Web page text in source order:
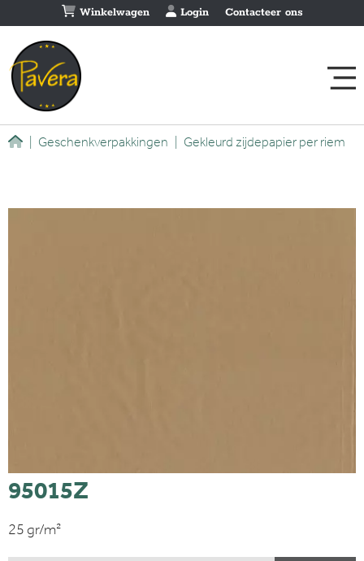
Winkelwagen Login Contacteer ons
Geschenkverpakkingen Gekleurd zijdepapier per riem
95015Z
25 gr/m²